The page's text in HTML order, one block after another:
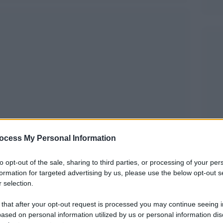
My Personal Information
opt-out of the sale, sharing to third parties, or processing of your
for targeted advertising by us, please use the below opt-out
selection.
that after your opt-out request is processed you may continue seeing
on personal information utilized by us or personal information
per promuovere e valorizzare l’arte
Il Ministero della Cultura, attraverso il Ministero
e alla riqualificazione di spazi